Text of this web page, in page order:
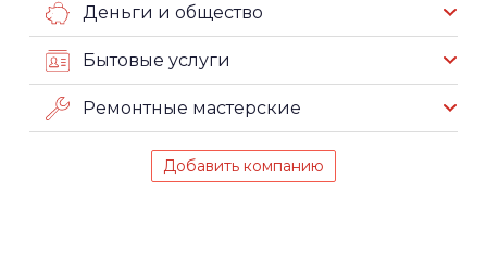
Деньги и общество
Бытовые услуги
Ремонтные мастерские
Добавить компанию